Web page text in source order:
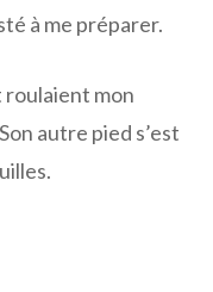
à me préparer.
mon
autre pied s’est